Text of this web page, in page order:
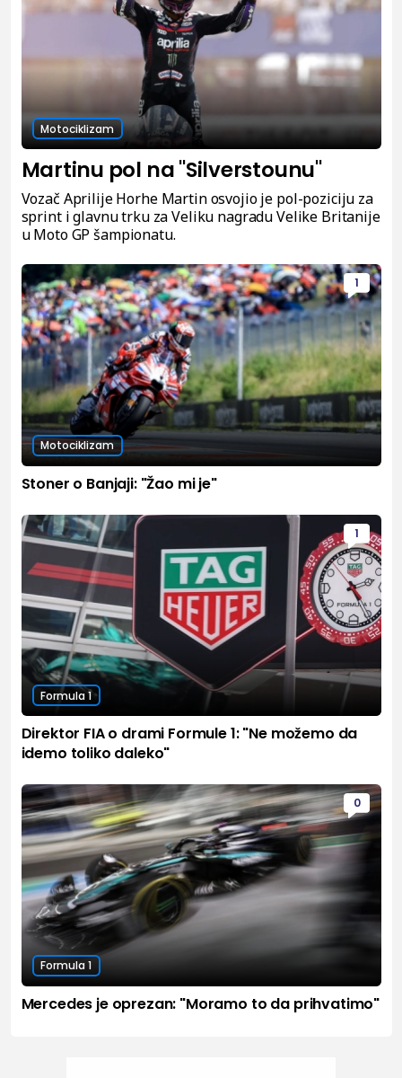
Motociklizam
Martinu pol na "Silverstounu"
Vozač Aprilije Horhe Martin osvojio je pol-poziciju za
sprint i glavnu trku za Veliku nagradu Velike Britanije
u Moto GP šampionatu.
1
Motociklizam
Stoner o Banjaji: "Žao mi je"
1
Formula 1
Direktor FIA o drami Formule 1: "Ne možemo da
idemo toliko daleko"
0
Formula 1
Mercedes je oprezan: "Moramo to da prihvatimo"